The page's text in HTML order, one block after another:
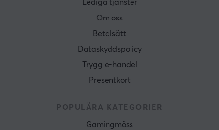
Lediga tjänster
Om oss
Betalsätt
Dataskyddspolicy
Trygg e-handel
Presentkort
POPULÄRA KATEGORIER
Gamingmöss